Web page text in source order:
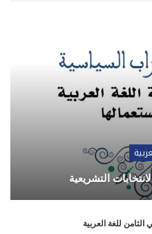
التشريعية
للغة العربية